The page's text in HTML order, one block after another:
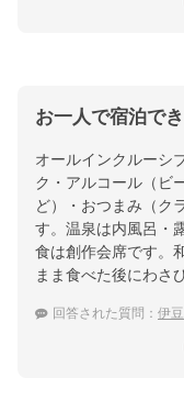
お一人で宿泊で
オールインクルーシ
ク・アルコール（ビ
ど）・おつまみ（ク
す。温泉は内風呂・
食は創作会席です。
まま食べた後にわさ
回答された質問： 伊豆